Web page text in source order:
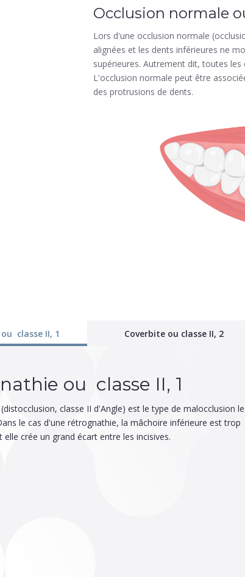
Occlusion normale
Lors d'une occlusion normale
alignées et les dents inférieures ne
supérieures. Autrement dit, toutes
L'occlusion normale peut être
des protrusions de dents.
classe II, 1 Coverbite ou classe II, 2
ou classe II, 1
classe II d'Angle) est le type de malocclusion le
le cas d'une rétrognathie, la mâchoire inférieure est trop
elle crée un grand écart entre les incisives.